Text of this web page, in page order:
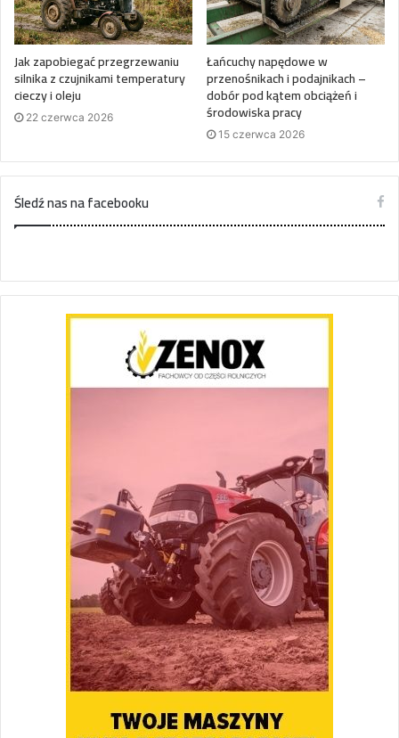
Jak zapobiegać przegrzewaniu
silnika z czujnikami temperatury
cieczy i oleju
22 czerwca 2026
Łańcuchy napędowe w
przenośnikach i podajnikach –
dobór pod kątem obciążeń i
środowiska pracy
15 czerwca 2026
Śledź nas na facebooku